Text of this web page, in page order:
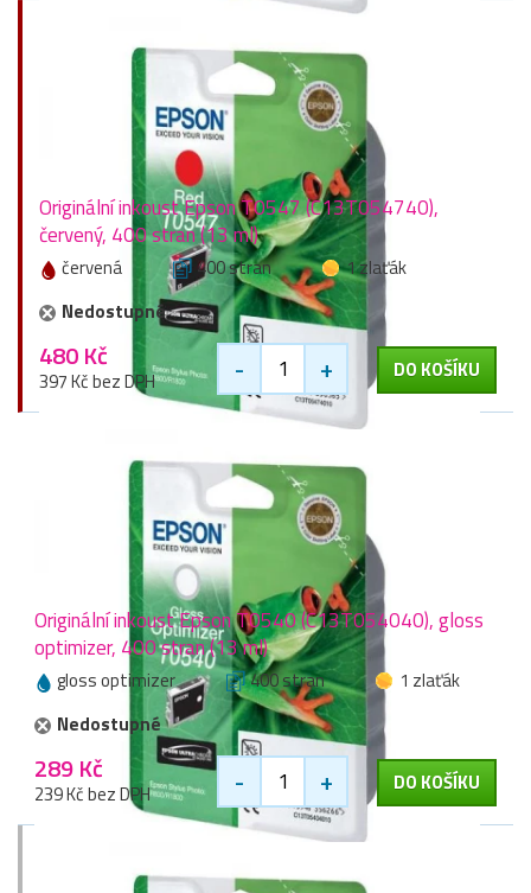
Originální inkoust Epson T0547 (C13T054740),
červený, 400 stran (13 ml)
červená 400 stran
1 zlaťák
Nedostupné
480 Kč
397 Kč bez DPH - + DO KOŠÍKU
Originální inkoust Epson T0540 (C13T054040), gloss
optimizer, 400 stran (13 ml)
gloss optimizer 400 stran
1 zlaťák
Nedostupné
289 Kč
239 Kč bez DPH - + DO KOŠÍKU